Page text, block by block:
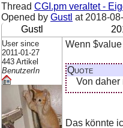
Thread CGI.pm veraltet -
Opened by Gustl at 2018-
Gustl
User since
2011-01-27
443 Artikel
BenutzerIn
Wenn
Quote
Von daher
Das könnte